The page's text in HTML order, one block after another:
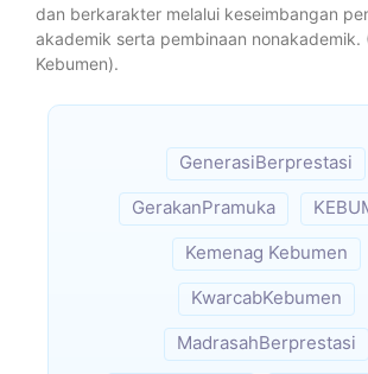
dan berkarakter melalui keseimbangan
akademik serta pembinaan nonakademik.
Kebumen).
GenerasiBerprestasi
GerakanPramuka
Kemenag Kebumen
KwarcabKebumen
MadrasahBerprestasi